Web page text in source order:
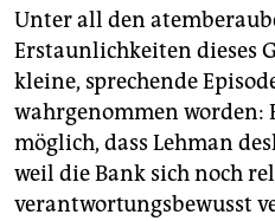
Unter all den
Erstaunlichkeiten dieses
kleine, sprechende
wahrgenommen worden:
möglich, dass Lehman
weil die Bank sich noch
verantwortungsbewusst